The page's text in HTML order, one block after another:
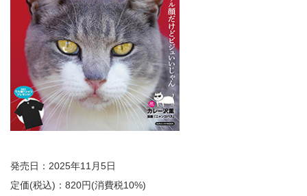
発売日：2025年11月5日
定価(税込)：820円(消費税10%)